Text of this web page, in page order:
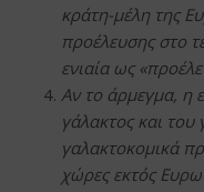
κράτη-μέλη της
προέλευσης στο
ενιαία ως
Αν το άρμεγμα, η
γάλακτος και
γαλακτοκομικά
χώρες εκτός